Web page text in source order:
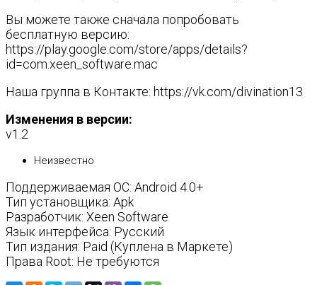
Вы можете также сначала попробовать
бесплатную версию:
https://play.google.com/store/apps/details?
id=com.xeen_software.mac
Наша группа в Контакте: https://vk.com/divination13
Изменения в версии:
v1.2
Неизвестно
Поддерживаемая ОС: Android 4.0+
Тип установщика: Apk
Разработчик: Xeen Software
Язык интерфейса: Русский
Тип издания: Paid (Куплена в Маркете)
Права Root: Не требуются